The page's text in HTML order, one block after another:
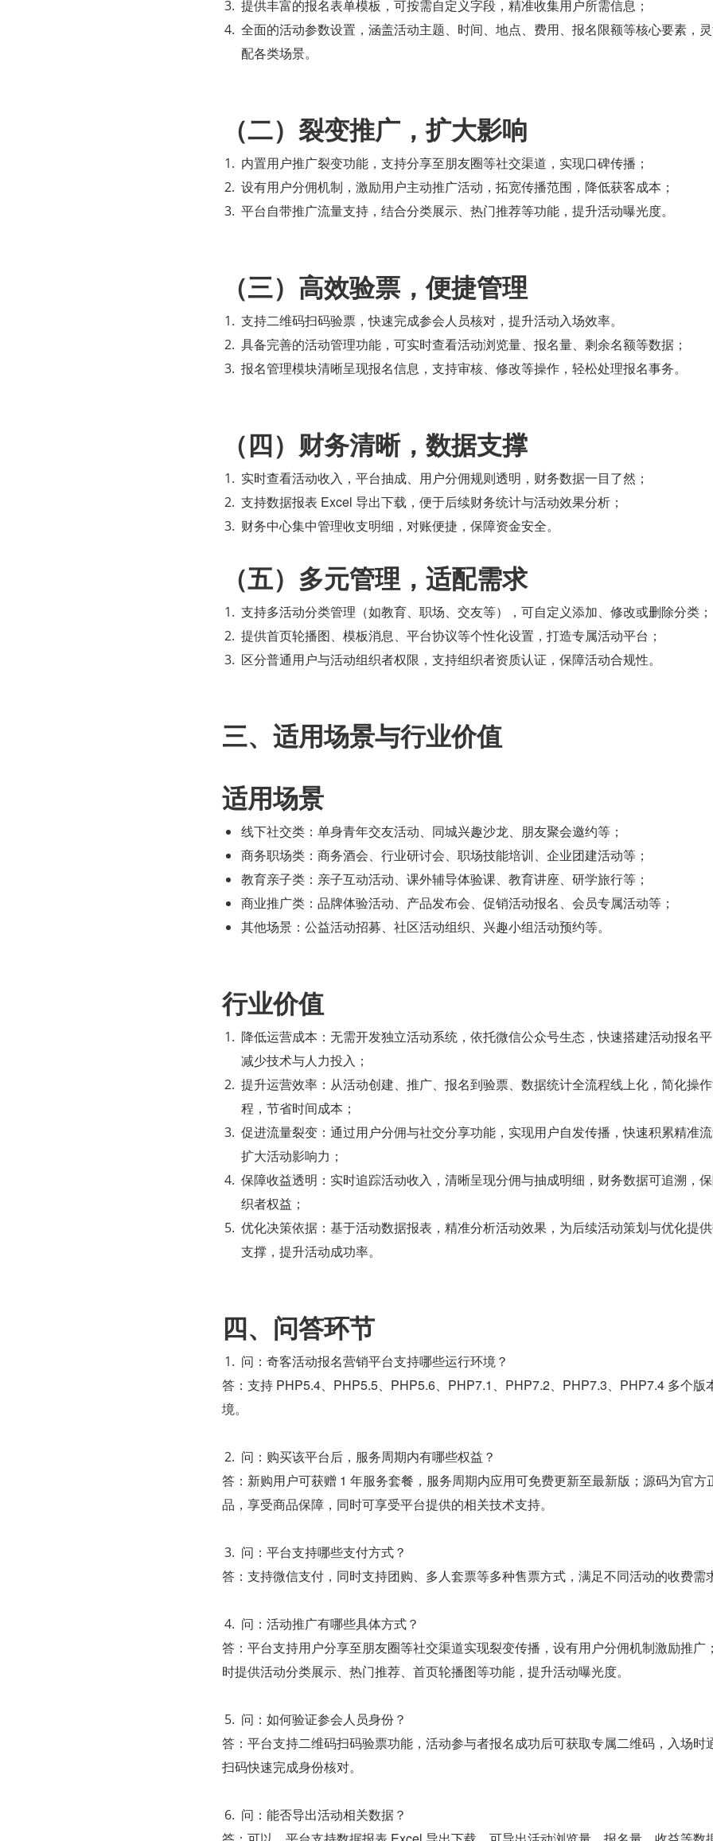
提供丰富的报名表单模板，可按需自定义字段，精准收集用户所需信息；
全面的活动参数设置，涵盖活动主题、时间、地点、费用、报名限额等核心要素，
配各类场景。
（二）裂变推广，扩大影响
内置用户推广裂变功能，支持分享至朋友圈等社交渠道，实现口碑传播；
设有用户分佣机制，激励用户主动推广活动，拓宽传播范围，降低获客成本；
平台自带推广流量支持，结合分类展示、热门推荐等功能，提升活动曝光度。
（三）高效验票，便捷管理
支持二维码扫码验票，快速完成参会人员核对，提升活动入场效率。
具备完善的活动管理功能，可实时查看活动浏览量、报名量、剩余名额等数据；
报名管理模块清晰呈现报名信息，支持审核、修改等操作，轻松处理报名事务。
（四）财务清晰，数据支撑
实时查看活动收入，平台抽成、用户分佣规则透明，财务数据一目了然；
支持数据报表 Excel 导出下载，便于后续财务统计与活动效果分析；
财务中心集中管理收支明细，对账便捷，保障资金安全。
（五）多元管理，适配需求
支持多活动分类管理（如教育、职场、交友等），可自定义添加、修改或删除分类；
提供首页轮播图、模板消息、平台协议等个性化设置，打造专属活动平台；
区分普通用户与活动组织者权限，支持组织者资质认证，保障活动合规性。
三、适用场景与行业价值
适用场景
线下社交类：单身青年交友活动、同城兴趣沙龙、朋友聚会邀约等；
商务职场类：商务酒会、行业研讨会、职场技能培训、企业团建活动等；
教育亲子类：亲子互动活动、课外辅导体验课、教育讲座、研学旅行等；
商业推广类：品牌体验活动、产品发布会、促销活动报名、会员专属活动等；
其他场景：公益活动招募、社区活动组织、兴趣小组活动预约等。
行业价值
降低运营成本：无需开发独立活动系统，依托微信公众号生态，快速搭建活动报名
减少技术与人力投入；
提升运营效率：从活动创建、推广、报名到验票、数据统计全流程线上化，简化操
程，节省时间成本；
促进流量裂变：通过用户分佣与社交分享功能，实现用户自发传播，快速积累精准
扩大活动影响力；
保障收益透明：实时追踪活动收入，清晰呈现分佣与抽成明细，财务数据可追溯，
织者权益；
优化决策依据：基于活动数据报表，精准分析活动效果，为后续活动策划与优化提
支撑，提升活动成功率。
四、问答环节
问：奇客活动报名营销平台支持哪些运行环境？
答：支持 PHP5.4、PHP5.5、PHP5.6、PHP7.1、PHP7.2、PHP7.3、PHP7.4 多个版
境。
问：购买该平台后，服务周期内有哪些权益？
答：新购用户可获赠 1 年服务套餐，服务周期内应用可免费更新至最新版；源码为官方
品，享受商品保障，同时可享受平台提供的相关技术支持。
问：平台支持哪些支付方式？
答：支持微信支付，同时支持团购、多人套票等多种售票方式，满足不同活动的收费需
问：活动推广有哪些具体方式？
答：平台支持用户分享至朋友圈等社交渠道实现裂变传播，设有用户分佣机制激励推广
时提供活动分类展示、热门推荐、首页轮播图等功能，提升活动曝光度。
问：如何验证参会人员身份？
答：平台支持二维码扫码验票功能，活动参与者报名成功后可获取专属二维码，入场时
扫码快速完成身份核对。
问：能否导出活动相关数据？